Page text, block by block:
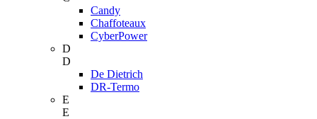
Candy
Chaffoteaux
CyberPower
D
D
De Dietrich
DR-Termo
E
E